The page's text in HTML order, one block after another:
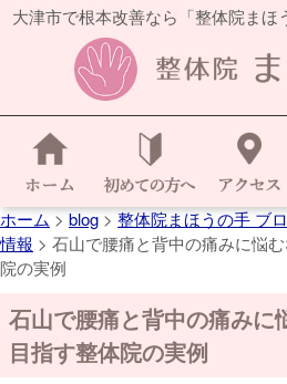
大津市で根本改善なら「整体院まほ
ホーム>blog>整体院まほうの手 ブ
情報 > 石山で腰痛と背中の痛みに悩
院の実例
石山で腰痛と背中の痛みに
目指す整体院の実例